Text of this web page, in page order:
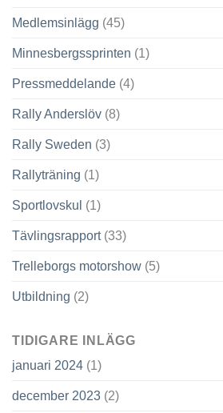
Medlemsinlägg (45)
Minnesbergssprinten (1)
Pressmeddelande (4)
Rally Anderslöv (8)
Rally Sweden (3)
Rallyträning (1)
Sportlovskul (1)
Tävlingsrapport(33)
Trelleborgs motorshow (5)
Utbildning (2)
TIDIGARE INLÄGG
januari 2024 (1)
december 2023 (2)